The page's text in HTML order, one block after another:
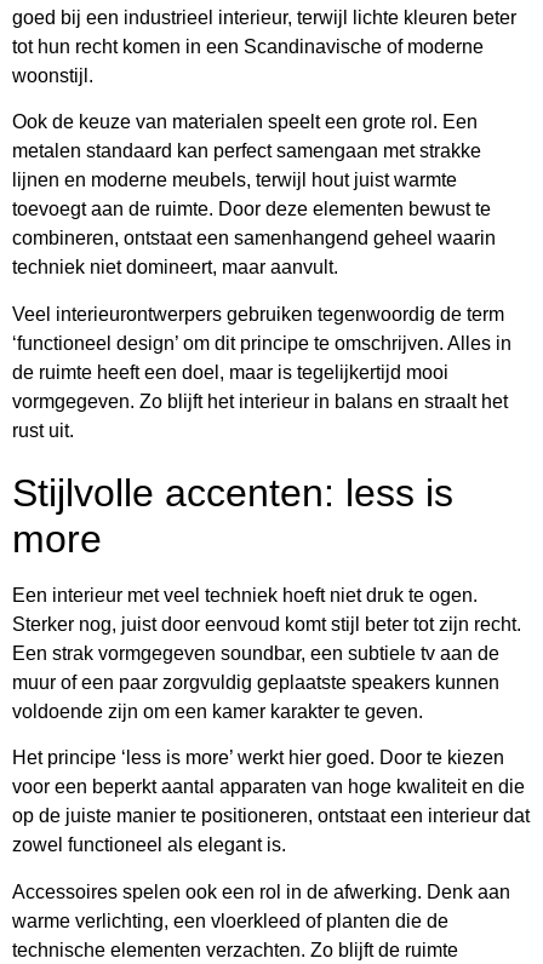
goed bij een industrieel interieur, terwijl lichte kleuren beter
tot hun recht komen in een Scandinavische of moderne
woonstijl.
Ook de keuze van materialen speelt een grote rol. Een
metalen standaard kan perfect samengaan met strakke
lijnen en moderne meubels, terwijl hout juist warmte
toevoegt aan de ruimte. Door deze elementen bewust te
combineren, ontstaat een samenhangend geheel waarin
techniek niet domineert, maar aanvult.
Veel interieurontwerpers gebruiken tegenwoordig de term
‘functioneel design’ om dit principe te omschrijven. Alles in
de ruimte heeft een doel, maar is tegelijkertijd mooi
vormgegeven. Zo blijft het interieur in balans en straalt het
rust uit.
Stijlvolle accenten: less is
more
Een interieur met veel techniek hoeft niet druk te ogen.
Sterker nog, juist door eenvoud komt stijl beter tot zijn recht.
Een strak vormgegeven soundbar, een subtiele tv aan de
muur of een paar zorgvuldig geplaatste speakers kunnen
voldoende zijn om een kamer karakter te geven.
Het principe ‘less is more’ werkt hier goed. Door te kiezen
voor een beperkt aantal apparaten van hoge kwaliteit en die
op de juiste manier te positioneren, ontstaat een interieur dat
zowel functioneel als elegant is.
Accessoires spelen ook een rol in de afwerking. Denk aan
warme verlichting, een vloerkleed of planten die de
technische elementen verzachten. Zo blijft de ruimte